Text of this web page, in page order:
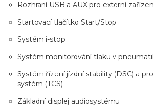
Rozhraní USB a AUX pro externí
Startovací tlačítko Start/Stop
Systém i-stop
Systém monitorování tlaku v
Systém řízení jízdní stability (DSC) a
systém (TCS)
Základní displej audiosystému